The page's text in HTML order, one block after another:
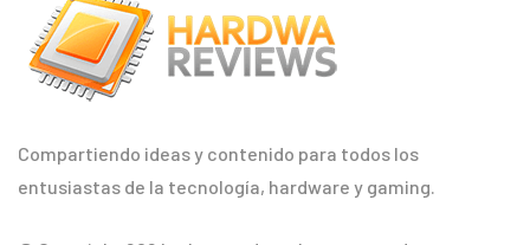
Compartiendo ideas y contenido para todos los
entusiastas de la tecnología, hardware y gaming.